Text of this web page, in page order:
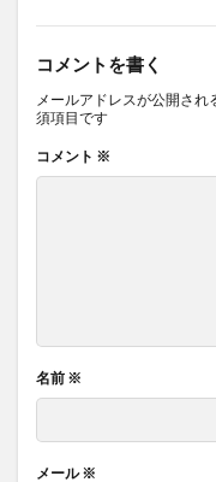
コメントを書く
メールアドレスが公開され
須項目です
コメント ※
名前 ※
メール※